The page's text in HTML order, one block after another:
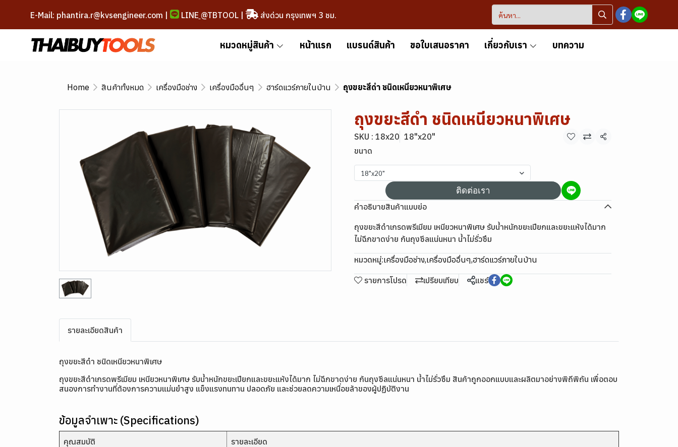
E-Mail: phantira.r@kvsengineer.com | LINE @TBTOOL| ส่งด่วน กรุงเทพฯ 3 ชม.
หมวดหมู่สินค้า หน้าแรก แบรนด์สินค้า ขอใบเสนอราคา เกี่ยวกับเรา บทความ
Home สินค้าทั้งหมด เครื่องมือช่าง เครื่องมืออื่นๆ ฮาร์ดแวร์ภายในบ้าน ถุงขยะสีดำ ชนิดเหนียวหนาพิเศษ
ถุงขยะสีดำ ชนิดเหนียวหนาพิเศษ
SKU : 18x20 18"x20"
แชร์
ขนาด
18"x20"
ติดต่อเรา
คำอธิบายสินค้าแบบย่อ
ถุงขยะสีดำเกรดพรีเมียม เหนียวหนาพิเศษ รับน้ำหนักขยะเปียกและขยะแห้งได้มาก
ไม่ฉีกขาดง่าย ก้นถุงซีลแน่นหนา น้ำไม่รั่วซึม
หมวดหมู่:เครื่องมือช่าง,เครื่องมืออื่นๆ,ฮาร์ดแวร์ภายในบ้าน
รายการโปรด เปรียบเทียบ แชร์
รายละเอียดสินค้า
ถุงขยะสีดำ ชนิดเหนียวหนาพิเศษ
ถุงขยะสีดำเกรดพรีเมียม เหนียวหนาพิเศษ รับน้ำหนักขยะเปียกและขยะแห้งได้มาก ไม่ฉีกขาดง่าย ก้นถุงซีลแน่นหนา น้ำไม่รั่วซึม สินค้าถูกออกแบบและผลิตมาอย่างพิถีพิถัน เพื่อตอบ
สนองการทำงานที่ต้องการความแม่นยำสูง แข็งแรงทนทาน ปลอดภัย และช่วยลดความเหนื่อยล้าของผู้ปฏิบัติงาน
ข้อมูลจำเพาะ (Specifications)
คุณสมบัติ รายละเอียด